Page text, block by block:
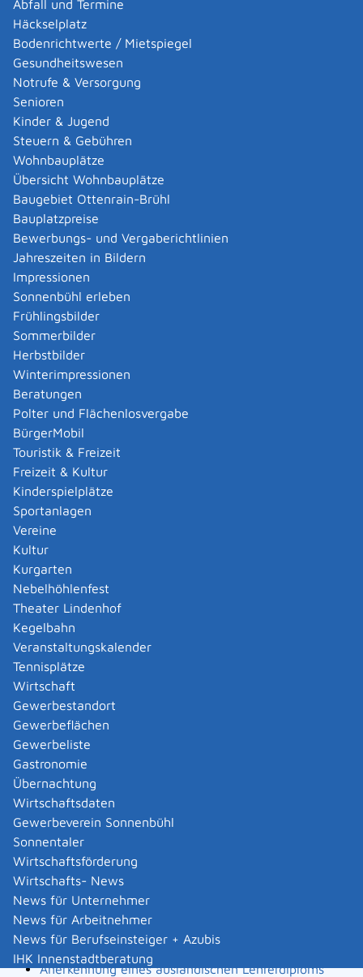
Abfall und Termine
Häckselplatz
Bodenrichtwerte / Mietspiegel
Gesundheitswesen
Notrufe & Versorgung
Senioren
Kinder & Jugend
Steuern & Gebühren
Wohnbauplätze
Übersicht Wohnbauplätze
Baugebiet Ottenrain-Brühl
Bauplatzpreise
Bewerbungs- und Vergaberichtlinien
Jahreszeiten in Bildern
Impressionen
Sonnenbühl erleben
Frühlingsbilder
Sommerbilder
Herbstbilder
Winterimpressionen
Beratungen
Polter und Flächenlosvergabe
BürgerMobil
Touristik & Freizeit
Freizeit & Kultur
Kinderspielplätze
Sportanlagen
Vereine
Kultur
Kurgarten
Nebelhöhlenfest
Theater Lindenhof
Kegelbahn
Veranstaltungskalender
Tennisplätze
Wirtschaft
Gewerbestandort
Gewerbeflächen
Gewerbeliste
Gastronomie
Übernachtung
Wirtschaftsdaten
Gewerbeverein Sonnenbühl
Sonnentaler
Wirtschaftsförderung
Wirtschafts- News
News für Unternehmer
News für Arbeitnehmer
News für Berufseinsteiger + Azubis
IHK Innenstadtberatung
Adressänderung auf der eID-Karte beantragen
Adressbuch - Eintrag sperren lassen
Akademische Gesundheitsberufe - Anerkennung der
Weiterbildung beantragen
Akademische Grade, Titel und Bezeichnungen bei
anerkannten Spätaussiedlern - Gradumwandlungen
beantragen
Akademische Grade, Titel und Bezeichnungen von
ausländischen Hochschulen führen
Akteneinsicht in und außerhalb von
Verwaltungsverfahren beantragen
Allgemein bildende Schulen - zur Abendrealschule
anmelden
Als berechtigte Person Fahrzeugregisterauskunft
(Halterauskunft) beantragen
Als Servicedienstleisterin oder Servicedienstleister
im Rahmen der Geldwäscheaufsicht registrieren
Altenpfleger, Arbeitserzieher, Haus- und
Familienpfleger, Heilerziehungsassistent,
Heilpädagoge, Jugend- und Heimerzieher,
Sozialarbeiter, Sozialpädagoge mit ausländischer
Berufsausbildung – Erlaubnis zur Führung der
Berufsbezeichnung beantragen
Altersrente - Rente bei vorzeitigem Eintritt in den
Ruhestand beantragen
Altersrente für besonders langjährig Versicherte
beantragen
Altersrente für schwerbehinderte Menschen
beantragen
Amtliche Meldebestätigung ausstellen
Andere Strafanzeige stellen
Änderung bezüglich des Betriebs gentechnischer
Anlagen mitteilen
Änderung der Gemeinschaftslizenz beantragen
Änderung des Entwicklungsziels einer Ökokonto-
Maßnahme beantragen
Änderung des Wohnsitzes innerhalb derselben
Stadt oder Gemeinde melden
Änderung nach Beantragung oder bei Bezug von
Bürgergeld mitteilen
Änderung persönlicher Daten der Hochschule
mitteilen
Änderungen an die Krankenkasse melden
Anerkennung als gemeinnützige Stiftung
beantragen
Anerkennung als Pharmaberater beantragen
Anerkennung als Prüf-, Zertifizierung- oder
Überwachungsstelle (PÜZ-Stelle) nach
Landesbauordnung
Anerkennung eines ausländischen Lehrerdiploms